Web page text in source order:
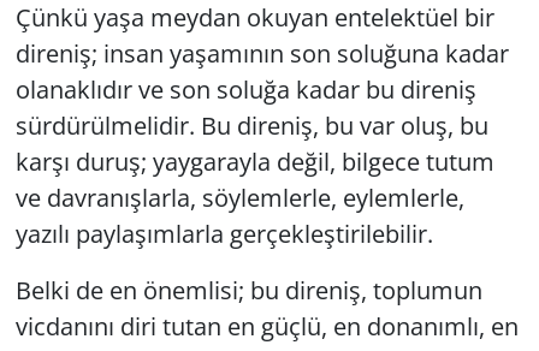
Çünkü yaşa meydan okuyan entelektüel bir
direniş; insan yaşamının son soluğuna kadar
olanaklıdır ve son soluğa kadar bu direniş
sürdürülmelidir. Bu direniş, bu var oluş, bu
karşı duruş; yaygarayla değil, bilgece tutum
ve davranışlarla, söylemlerle, eylemlerle,
yazılı paylaşımlarla gerçekleştirilebilir.
Belki de en önemlisi; bu direniş, toplumun
vicdanını diri tutan en güçlü, en donanımlı, en